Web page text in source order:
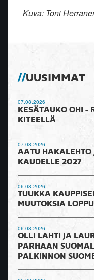
Kuva: Toni
UUSIMMAT
07.08.2026
KESÄTAUKO OHI -
KITEELLÄ
07.08.2026
AATU HAKALEHTO
KAUDELLE 2027
06.08.2026
TUUKKA
MUUTOKSIA
06.08.2026
OLLI LAHTI JA
PARHAAN
PALKINNON